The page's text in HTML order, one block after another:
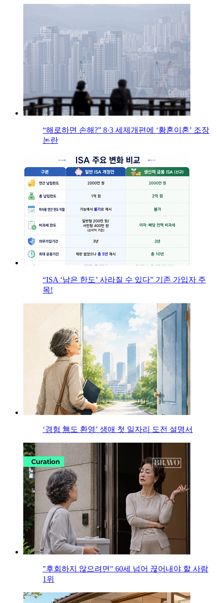
“해로하면 손해?” 8·3 세제개편에 ‘황혼이혼’ 조장
논란
“ISA ‘남은 한도’ 사라질 수 있다” 기존 가입자 주
목!
‘경험 無도 환영’ 생애 첫 일자리 도전 설명서
"후회하지 않으려면" 60세 넘어 끊어내야 할 사람
1위